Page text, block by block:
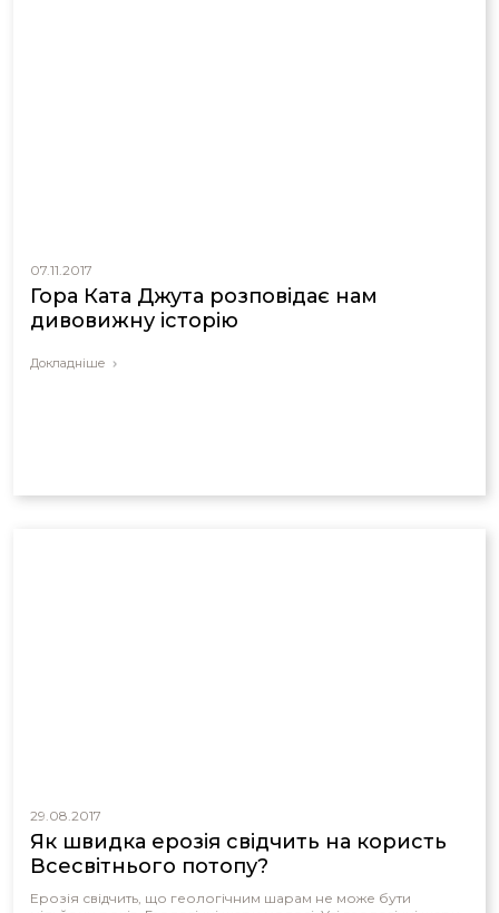
07.11.2017
Гора Ката Джута розповідає нам
дивовижну історію
Докладніше
29.08.2017
Як швидка ерозія свідчить на користь
Всесвітнього потопу?
Ерозія свідчить, що геологічним шарам не може бути